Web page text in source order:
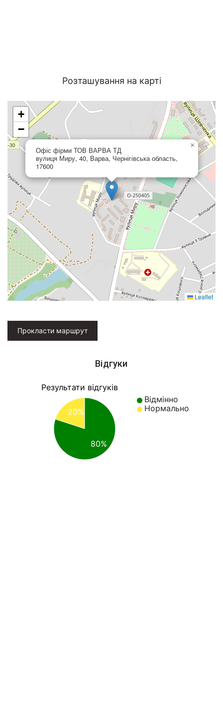
Розташування на карті
Офіс фірми ТОВ ВАРВА ТД
вулиця Миру, 40, Варва, Чернігівська область,
17600
×
+
−
Leaflet
Прокласти маршрут
Відгуки
Результати відгуків
Відмінно
Нормально
20%
80%